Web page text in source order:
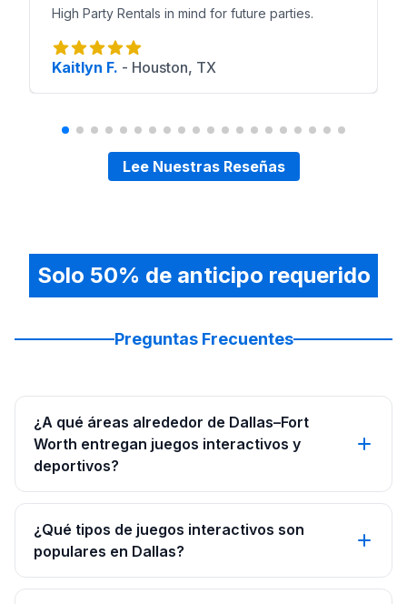
High Party Rentals in mind for future parties.
Kaitlyn F. - Houston, TX
Lee Nuestras Reseñas
Solo 50% de anticipo requerido
Preguntas Frecuentes
¿A qué áreas alrededor de Dallas–Fort
Worth entregan juegos interactivos y
deportivos?
¿Qué tipos de juegos interactivos son
populares en Dallas?